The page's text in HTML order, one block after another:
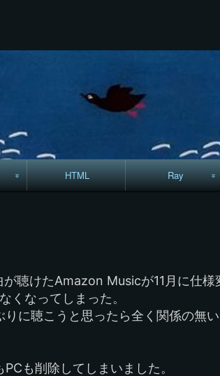
ン
ス
HTML Ray
聴けたAmazon Musicが11月に仕様
くなってしまった。
に聴こうと思ったら全く関係の無い
も削除してしまいました。